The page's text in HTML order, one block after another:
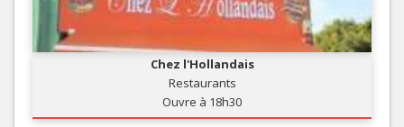
Chez l'Hollandais
Restaurants
Ouvre à 18h30